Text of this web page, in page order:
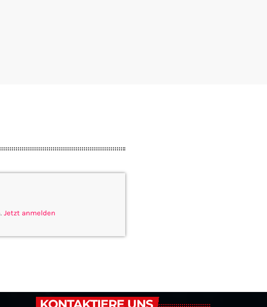
Jetzt anmelden
KONTAKTIERE UNS